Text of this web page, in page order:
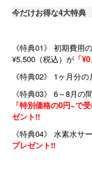
今だけお得な4大特典
《特典01》 初期費用
¥5,500（税込）が 「
《特典02》 1ヶ月分の
《特典03》 6～8月の
「特別価格の0円~で
ゼント!!
《特典04》 水素水サ
プレゼント!!